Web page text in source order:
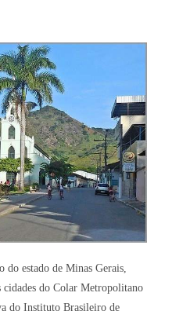
estado de Minas Gerais,
cidades do Colar Metropolitano
do Instituto Brasileiro de